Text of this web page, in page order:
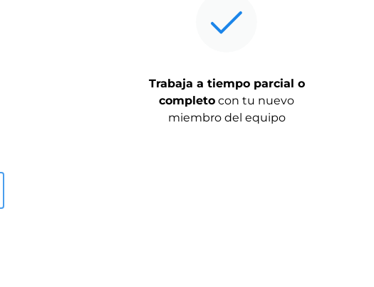
Trabaja a tiempo parcial o
completo con tu nuevo
miembro del equipo